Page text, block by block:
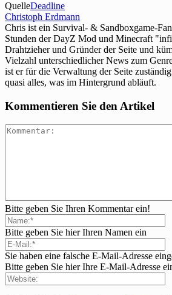
QuelleDeadline
Christoph Erdmann
Chris ist ein Survival- & Sandboxgame-
Stunden der DayZ Mod und Minecraft
Drahtzieher und Gründer der Seite und
Vielzahl unterschiedlicher News zum
ist er für die Verwaltung der Seite
quasi alles, was im Hintergrund abläuft.
Kommentieren Sie den Artikel
Bitte geben Sie Ihren Kommentar ein!
Bitte geben Sie hier Ihren Namen ein
Sie haben eine falsche E-Mail-Adresse
Bitte geben Sie hier Ihre E-Mail-Adresse